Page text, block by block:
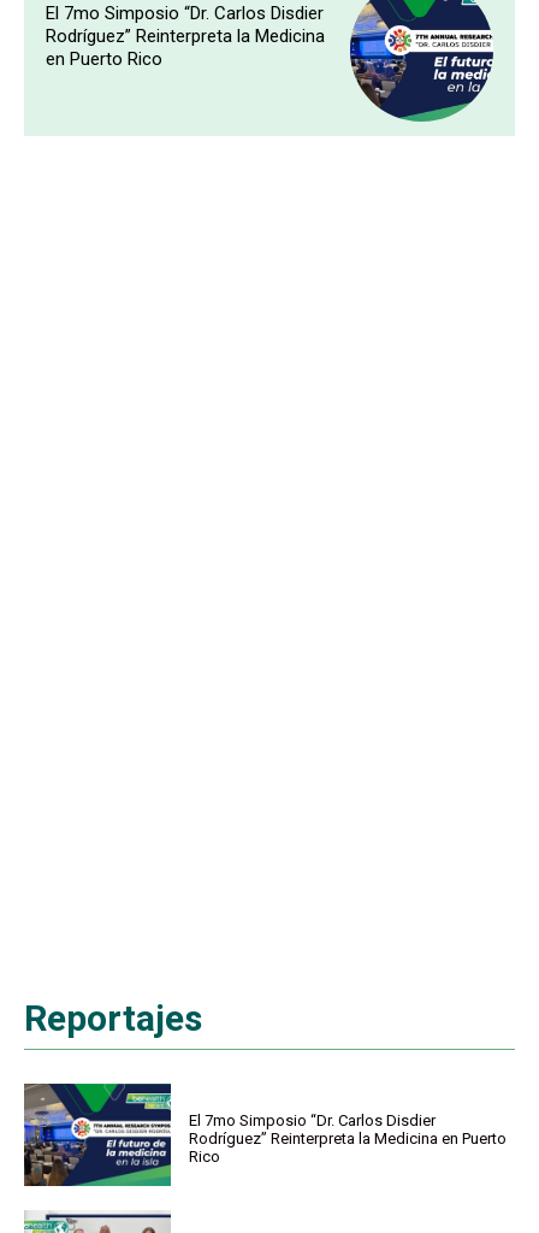
El 7mo Simposio “Dr. Carlos Disdier
Rodríguez” Reinterpreta la Medicina
en Puerto Rico
Reportajes
El 7mo Simposio “Dr. Carlos Disdier
Rodríguez” Reinterpreta la Medicina en Puerto
Rico